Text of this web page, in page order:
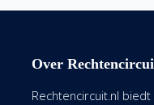
Over
Rechtencircuit.nl